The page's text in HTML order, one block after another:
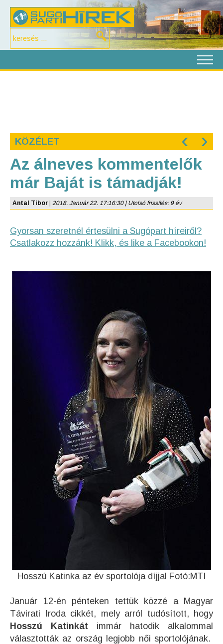
KÖZÉLET ‹ ›
Az álneves kommentelők
már Baját is támadják!
Antal Tibor 2018. Január 22. 17:16:30 | Utolsó frissítés: 9 év
Gyorsan szeretnél értesülni a Sugópart híreiről?
Csatlakozz hozzánk! Klikk, és like a Facebookon!
Hosszú Katinka az év sportolója díjjal Fotó:MTI
Január 12-én pénteken tettük közzé a Magyar
Távirati Iroda cikkét, mely arról tudósított, hogy
Hosszú Katinkát immár hatodik alkalommal
választották az ország legjobb női sportolójának.